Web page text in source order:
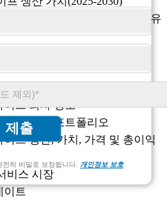
제출
히 비밀로 보장됩니다. 개인정보 보호
파이프 생산 가치 시장 점유
파이프 가격(2019-2030)
이프 회사 정보
이프 제품 포트폴리오
이프 생산, 가치, 가격 및 총이익
비스 시장
이트